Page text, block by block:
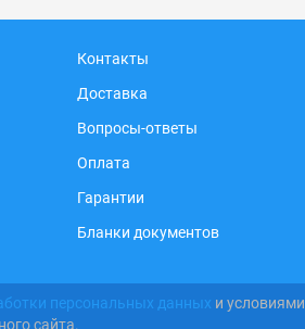
Контакты
Доставка
Вопросы-ответы
Оплата
Гарантии
Бланки документов
персональных данных и условиями
сайта.